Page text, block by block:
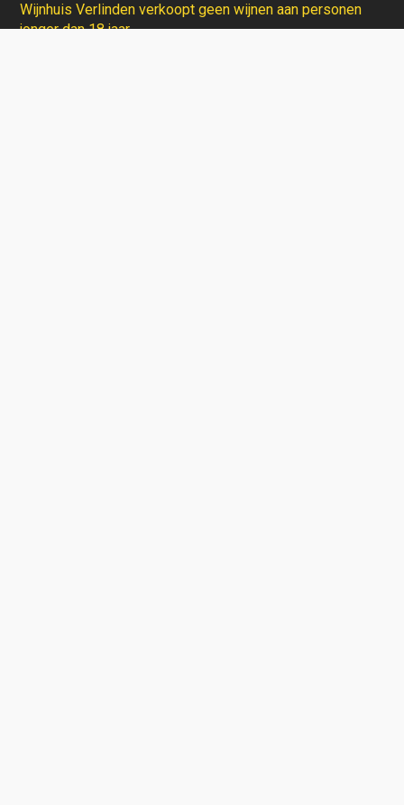
Wijnhuis Verlinden verkoopt geen wijnen aan personen
jonger dan 18 jaar.